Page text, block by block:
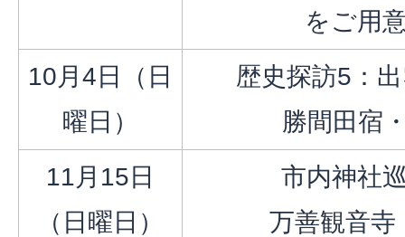
をご用
10月4日（日
曜日）
歴史探訪5：
勝間田宿
11月15日
（日曜日）
市内神社
万善観音寺